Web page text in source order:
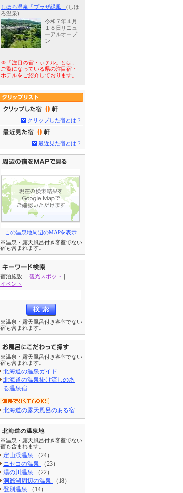
しほろ温泉「プラザ緑風」 (しほ
ろ温泉)
令和７年４月
１８日リニュ
ーアルオープ
ン
※「注目の宿・ホテル」とは、
ご覧になっている県の注目宿・
ホテルをご紹介しております。
0
クリップした宿とは？
0
最近見た宿とは？
この温泉地周辺のMAPを表示
※温泉・露天風呂付き客室でない
宿も含まれます。
宿泊施設 ｜ 観光スポット ｜
イベント
※温泉・露天風呂付き客室でない
宿も含まれます。
※温泉・露天風呂付き客室でない
宿も含まれます。
北海道の温泉ガイド
北海道の温泉掛け流しのあ
る温泉宿
北海道の露天風呂のある宿
北海道の温泉地
※温泉・露天風呂付き客室でない
宿も含まれます。
定山渓温泉
（24）
ニセコの温泉
（23）
湯の川温泉
（22）
洞爺湖周辺の温泉
（18）
登別温泉
（14）